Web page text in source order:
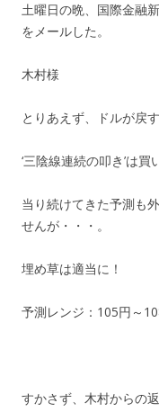
土曜日の晩、国際金融
をメールした。
木村様
とりあえず、ドルが戻
‘三陰線連続の叩き’は買
当り続けてきた予測も
せんが・・・。
埋め草は適当に！
予測レンジ：105円～
すかさず、木村からの返